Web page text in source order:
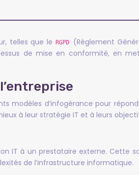
telles que le RGPD
(Règlement
de mise en conformité, en
modèles d’infogérance pour
à leur stratégie IT et à leurs
IT à un prestataire externe. Cette
de l’infrastructure informatique.